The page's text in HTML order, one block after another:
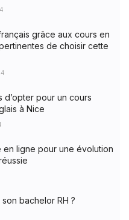
grâce aux cours en
de choisir cette
d’opter pour un cours
à Nice
en ligne pour une évolution
bachelor RH ?